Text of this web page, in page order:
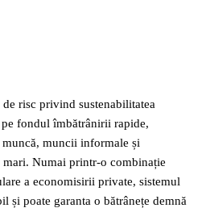
risc privind sustenabilitatea
fondul îmbătrânirii rapide,
muncii informale și
Numai printr-o combinație
a economisirii private, sistemul
și poate garanta o bătrânețe demnă